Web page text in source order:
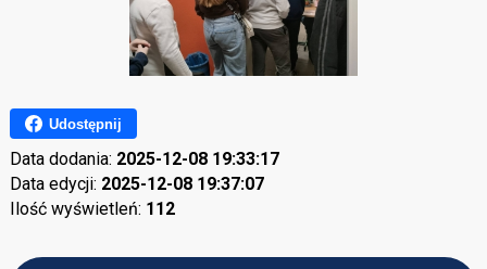
Udostępnij
Data dodania: 2025-12-08 19:33:17
Data edycji: 2025-12-08 19:37:07
Ilość wyświetleń: 112